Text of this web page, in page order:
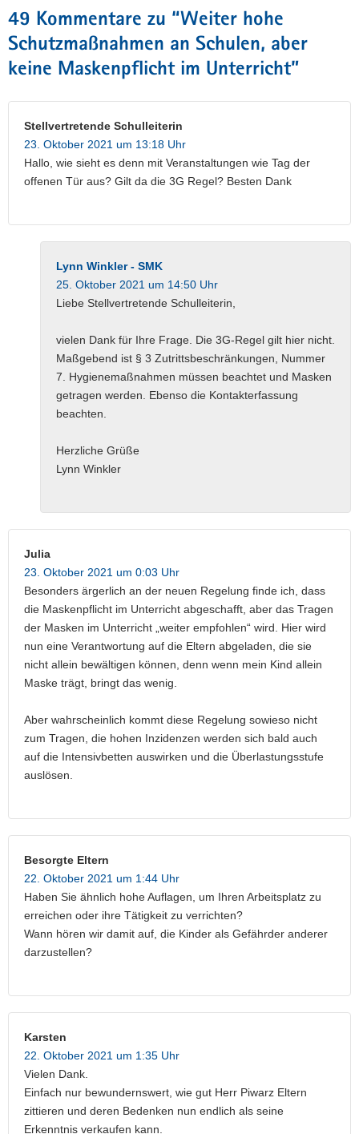
49 Kommentare zu “Weiter hohe
Schutzmaßnahmen an Schulen, aber
keine Maskenpflicht im Unterricht”
Stellvertretende Schulleiterin
23. Oktober 2021 um 13:18 Uhr
Hallo, wie sieht es denn mit Veranstaltungen wie Tag der
offenen Tür aus? Gilt da die 3G Regel? Besten Dank
Lynn Winkler - SMK
25. Oktober 2021 um 14:50 Uhr
Liebe Stellvertretende Schulleiterin,
vielen Dank für Ihre Frage. Die 3G-Regel gilt hier nicht.
Maßgebend ist § 3 Zutrittsbeschränkungen, Nummer
7. Hygienemaßnahmen müssen beachtet und Masken
getragen werden. Ebenso die Kontakterfassung
beachten.
Herzliche Grüße
Lynn Winkler
Julia
23. Oktober 2021 um 0:03 Uhr
Besonders ärgerlich an der neuen Regelung finde ich, dass
die Maskenpflicht im Unterricht abgeschafft, aber das Tragen
der Masken im Unterricht „weiter empfohlen“ wird. Hier wird
nun eine Verantwortung auf die Eltern abgeladen, die sie
nicht allein bewältigen können, denn wenn mein Kind allein
Maske trägt, bringt das wenig.
Aber wahrscheinlich kommt diese Regelung sowieso nicht
zum Tragen, die hohen Inzidenzen werden sich bald auch
auf die Intensivbetten auswirken und die Überlastungsstufe
auslösen.
Besorgte Eltern
22. Oktober 2021 um 1:44 Uhr
Haben Sie ähnlich hohe Auflagen, um Ihren Arbeitsplatz zu
erreichen oder ihre Tätigkeit zu verrichten?
Wann hören wir damit auf, die Kinder als Gefährder anderer
darzustellen?
Karsten
22. Oktober 2021 um 1:35 Uhr
Vielen Dank.
Einfach nur bewundernswert, wie gut Herr Piwarz Eltern
zittieren und deren Bedenken nun endlich als seine
Erkenntnis verkaufen kann.